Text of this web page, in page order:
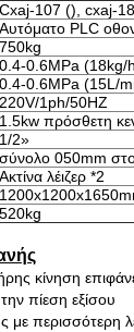
Cxaj-107 (), cxaj-18
Αυτόματο PLC
750kg
0.4-0.6MPa (18kg/
0.4-0.6MPa (15L/
220V/1ph/50HZ
1.5kw πρόσθετη
1/2»
σύνολο 050mm
Ακτίνα λέιζερ *2
520kg
κίνηση
πίεση εξίσου
περισσότερη